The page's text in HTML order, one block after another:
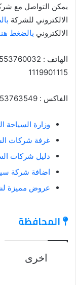
يمكن التواصل مع
الالكتروني للشركة
الالكتروني بالضغط
1119901115
الفاكس : 553763549
وزارة السياحة
غرفة شركات
دليل شركات
اضافة شركة
عروض مميزة
المحافظة
اخرى